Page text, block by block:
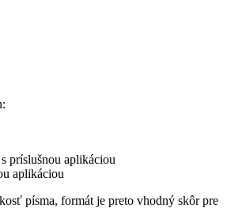
príslušnou aplikáciou
aplikáciou
písma, formát je preto vhodný skôr pre